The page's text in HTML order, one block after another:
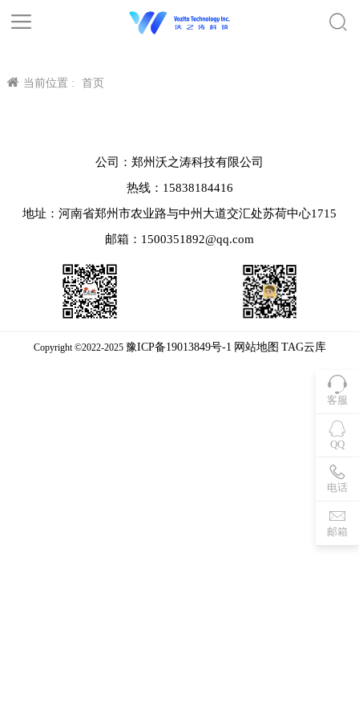
当前位置 : 首页
客服
QQ
电话
邮箱
公司：郑州沃之涛科技有限公司
热线：15838184416
地址：河南省郑州市农业路与中州大道交汇处苏荷中心1715
邮箱：1500351892@qq.com
Copyright ©2022-2025 豫ICP备19013849号-1 网站地图 TAG云库